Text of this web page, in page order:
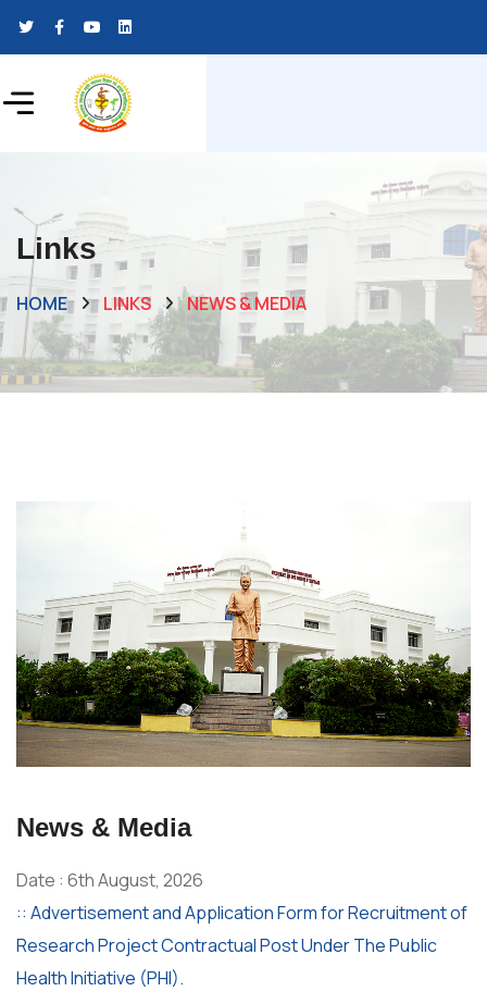
Links
HOME LINKS NEWS & MEDIA
News & Media
Date : 6th August, 2026
:: Advertisement and Application Form for Recruitment of
Research Project Contractual Post Under The Public
Health Initiative (PHI).